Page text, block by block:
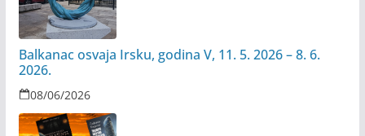
Balkanac osvaja Irsku, godina V, 11. 5. 2026 – 8. 6.
2026.
08/06/2026